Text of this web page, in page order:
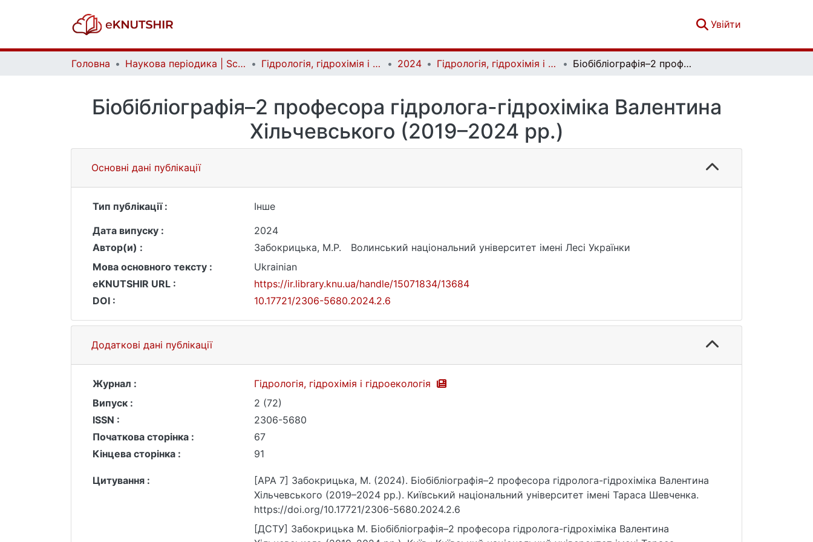
Увійти
Головна Наукова періодика | Scientific periodicals Гідрологія, гідрохімія і гідроекологія | Hydrology, Hydrochemistry and Hydroecology 2024 Гідрологія, гідрохімія і гідроекологія. №2 (72) Біобібліографія–2 професора гідролога-гідрохіміка Валентина Хільчевського (2019–2024 рр.)
Біобібліографія–2 професора гідролога-гідрохіміка Валентина
Хільчевського (2019–2024 рр.)
Основні дані публікації
Тип публікації :
Інше
Дата випуску :
2024
Автор(и) :
Забокрицька, М.Р.
Волинський національний університет імені Лесі Українки
Мова основного тексту :
Ukrainian
eKNUTSHIR URL :
https://ir.library.knu.ua/handle/15071834/13684
DOI :
10.17721/2306-5680.2024.2.6
Додаткові дані публікації
Журнал :
Гідрологія, гідрохімія і гідроекологія
Випуск :
2 (72)
ISSN :
2306-5680
Початкова сторінка :
67
Кінцева сторінка :
91
Цитування :
[APA 7] Забокрицька, М. (2024). Біобібліографія–2 професора гідролога-гідрохіміка Валентина
Хільчевського (2019–2024 рр.). Київський національний університет імені Тараса Шевченка.
https://doi.org/10.17721/2306-5680.2024.2.6
[ДСТУ] Забокрицька М. Біобібліографія–2 професора гідролога-гідрохіміка Валентина